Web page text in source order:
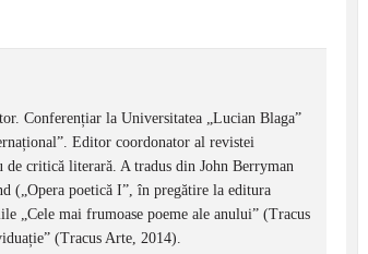
Conferențiar la Universitatea „Lucian Blaga”
Editor coordonator al revistei
de critică literară. A tradus din John Berryman
(„Opera poetică I”, în pregătire la editura
„Cele mai frumoase poeme ale anului” (Tracus
(Tracus Arte, 2014).